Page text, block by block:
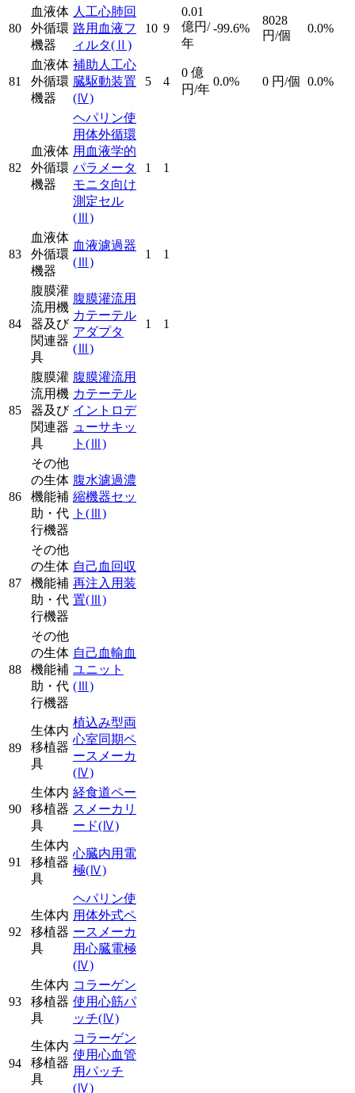
80
血液体
外循環
機器
人工心肺回
路用血液フ
ィルタ(Ⅱ)
10 9
0.01
億円/
年
-99.6%
8028
円/個
0.0%
81
血液体
外循環
機器
補助人工心
臓駆動装置
(Ⅳ)
5 4
0 億
円/年
0.0% 0 円/個 0.0%
82
血液体
外循環
機器
ヘパリン使
用体外循環
用血液学的
パラメータ
モニタ向け
測定セル
(Ⅲ)
1 1
83
血液体
外循環
機器
血液濾過器
(Ⅲ)
1 1
84
腹膜灌
流用機
器及び
関連器
具
腹膜灌流用
カテーテル
アダプタ
(Ⅲ)
1 1
85
腹膜灌
流用機
器及び
関連器
具
腹膜灌流用
カテーテル
イントロデ
ューサキッ
ト (Ⅲ)
86
その他
の生体
機能補
助・代
行機器
腹水濾過濃
縮機器セッ
ト (Ⅲ)
87
その他
の生体
機能補
助・代
行機器
自己血回収
再注入用装
置(Ⅲ)
88
その他
の生体
機能補
助・代
行機器
自己血輸血
ユニット
(Ⅲ)
89
生体内
移植器
具
植込み型両
心室同期ペ
ースメーカ
(Ⅳ)
90
生体内
移植器
具
経食道ペー
スメーカリ
ード(Ⅳ)
91
生体内
移植器
具
心臓内用電
極(Ⅳ)
92
生体内
移植器
具
ヘパリン使
用体外式ペ
ースメーカ
用心臓電極
(Ⅳ)
93
生体内
移植器
具
コラーゲン
使用心筋パ
ッチ(Ⅳ)
94
生体内
移植器
具
コラーゲン
使用心血管
用パッチ
(Ⅳ)